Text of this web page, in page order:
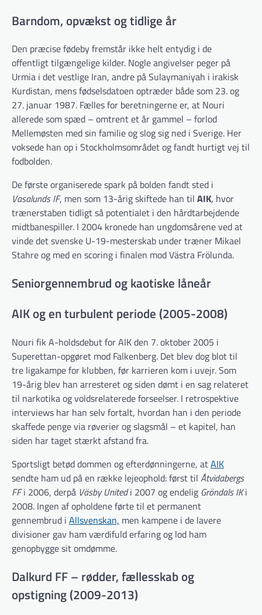
Barndom, opvækst og tidlige år
Den præcise fødeby fremstår ikke helt entydig i de
offentligt tilgængelige kilder. Nogle angivelser peger på
Urmia i det vestlige Iran, andre på Sulaymaniyah i irakisk
Kurdistan, mens fødselsdatoen optræder både som 23. og
27. januar 1987. Fælles for beretningerne er, at Nouri
allerede som spæd – omtrent et år gammel – forlod
Mellemøsten med sin familie og slog sig ned i Sverige. Her
voksede han op i Stockholmsområdet og fandt hurtigt vej til
fodbolden.
De første organiserede spark på bolden fandt sted i
Vasalunds IF, men som 13-årig skiftede han til AIK, hvor
trænerstaben tidligt så potentialet i den hårdtarbejdende
midtbanespiller. I 2004 kronede han ungdomsårene ved at
vinde det svenske U-19-mesterskab under træner Mikael
Stahre og med en scoring i finalen mod Västra Frölunda.
Seniorgennembrud og kaotiske låneår
AIK og en turbulent periode (2005-2008)
Nouri fik A-holdsdebut for AIK den 7. oktober 2005 i
Superettan-opgøret mod Falkenberg. Det blev dog blot til
tre ligakampe for klubben, før karrieren kom i uvejr. Som
19-årig blev han arresteret og siden dømt i en sag relateret
til narkotika og voldsrelaterede forseelser. I retrospektive
interviews har han selv fortalt, hvordan han i den periode
skaffede penge via røverier og slagsmål – et kapitel, han
siden har taget stærkt afstand fra.
Sportsligt betød dommen og efterdønningerne, atAIK
sendte ham ud på en række lejeophold: først til Åtvidabergs
FFi 2006, derpå Väsby Unitedi 2007 og endelig Gröndals IKi
2008. Ingen af opholdene førte til et permanent
gennembrud i Allsvenskan, men kampene i de lavere
divisioner gav ham værdifuld erfaring og lod ham
genopbygge sit omdømme.
Dalkurd FF – rødder, fællesskab og
opstigning (2009-2013)